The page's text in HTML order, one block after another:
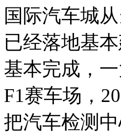
国际汽车城
已经落地基
基本完成，
F1赛车场，
把汽车检测